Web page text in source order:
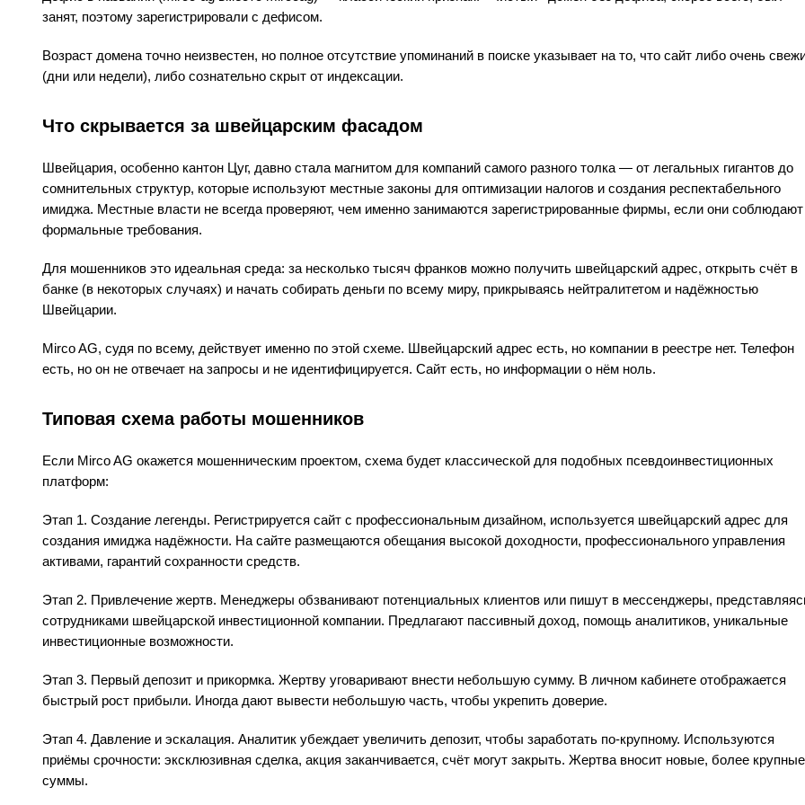
занят, поэтому зарегистрировали с дефисом.
Возраст домена точно неизвестен, но полное отсутствие упоминаний в поиске указывает на то, что сайт либо очень
(дни или недели), либо сознательно скрыт от индексации.
Что скрывается за швейцарским фасадом
Швейцария, особенно кантон Цуг, давно стала магнитом для компаний самого разного толка — от легальных гигантов до
сомнительных структур, которые используют местные законы для оптимизации налогов и создания респектабельного
имиджа. Местные власти не всегда проверяют, чем именно занимаются зарегистрированные фирмы, если они соблюдают
формальные требования.
Для мошенников это идеальная среда: за несколько тысяч франков можно получить швейцарский адрес, открыть счёт в
банке (в некоторых случаях) и начать собирать деньги по всему миру, прикрываясь нейтралитетом и надёжностью
Швейцарии.
Mirco AG, судя по всему, действует именно по этой схеме. Швейцарский адрес есть, но компании в реестре нет. Телефон
есть, но он не отвечает на запросы и не идентифицируется. Сайт есть, но информации о нём ноль.
Типовая схема работы мошенников
Если Mirco AG окажется мошенническим проектом, схема будет классической для подобных псевдоинвестиционных
платформ:
Этап 1. Создание легенды. Регистрируется сайт с профессиональным дизайном, используется швейцарский адрес для
создания имиджа надёжности. На сайте размещаются обещания высокой доходности, профессионального управления
активами, гарантий сохранности средств.
Этап 2. Привлечение жертв. Менеджеры обзванивают потенциальных клиентов или пишут в мессенджеры,
сотрудниками швейцарской инвестиционной компании. Предлагают пассивный доход, помощь аналитиков, уникальные
инвестиционные возможности.
Этап 3. Первый депозит и прикормка. Жертву уговаривают внести небольшую сумму. В личном кабинете отображается
быстрый рост прибыли. Иногда дают вывести небольшую часть, чтобы укрепить доверие.
Этап 4. Давление и эскалация. Аналитик убеждает увеличить депозит, чтобы заработать по-крупному. Используются
приёмы срочности: эксклюзивная сделка, акция заканчивается, счёт могут закрыть. Жертва вносит новые, более крупные
суммы.